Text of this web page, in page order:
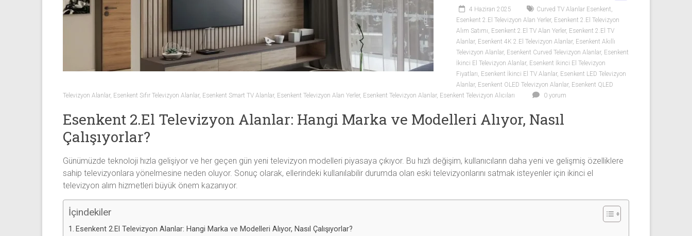
Sıfır
Televizyon
televizyonlarınızı
bize
satarak
nakit
alabilirsiniz.
TV
alanlar
adresten
alım
yapıyor
4 Haziran 2025 Curved TV Alanlar Esenkent,
Esenkent 2.El Televizyon Alan Yerler, Esenkent 2.El Televizyon
Alım Satımı, Esenkent 2.El TV Alan Yerler, Esenkent 2.El TV
Alanlar, Esenkent 4K 2.El Televizyon Alanlar, Esenkent Akıllı
Televizyon Alanlar, Esenkent Curved Televizyon Alanlar, Esenkent
İkinci El Televizyon Alanlar, Esenkent İkinci El Televizyon
Fiyatları, Esenkent İkinci El TV Alanlar, Esenkent LED Televizyon
Alanlar, Esenkent OLED Televizyon Alanlar, Esenkent QLED
Televizyon Alanlar, Esenkent Sıfır Televizyon Alanlar, Esenkent Smart TV Alanlar, Esenkent Televizyon Alan Yerler, Esenkent Televizyon Alanlar, Esenkent Televizyon Alıcıları 0 yorum
Esenkent 2.El Televizyon Alanlar: Hangi Marka ve Modelleri Alıyor, Nasıl
Çalışıyorlar?
Günümüzde teknoloji hızla gelişiyor ve her geçen gün yeni televizyon modelleri piyasaya çıkıyor. Bu hızlı değişim, kullanıcıların daha yeni ve gelişmiş özelliklere
sahip televizyonlara yönelmesine neden oluyor. Sonuç olarak, ellerindeki kullanılabilir durumda olan eski televizyonlarını satmak isteyenler için ikinci el
televizyon alım hizmetleri büyük önem kazanıyor.
İçindekiler
Esenkent 2.El Televizyon Alanlar: Hangi Marka ve Modelleri Alıyor, Nasıl Çalışıyorlar?